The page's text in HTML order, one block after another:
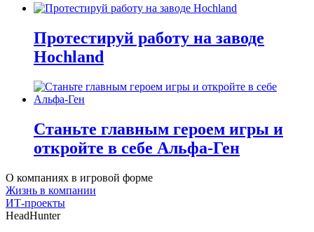
Протестируй работу на заводе
Hochland
Станьте главным героем игры и
откройте в себе Альфа-Ген
О компаниях в игровой форме
Жизнь в компании
ИТ-проекты
HeadHunter